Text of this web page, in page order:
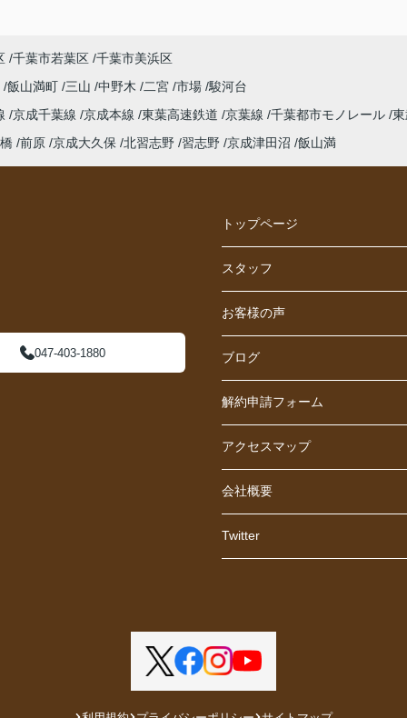
千葉市若葉区 千葉市美浜区
飯山満町 三山 中野木 二宮 市場 駿河台
京成千葉線 京成本線 東葉高速鉄道 京葉線 千葉都市モノレール
前原 京成大久保 北習志野 習志野 京成津田沼 飯山満
047-403-1880
トップページ
スタッフ
お客様の声
ブログ
解約申請フォーム
アクセスマップ
会社概要
Twitter